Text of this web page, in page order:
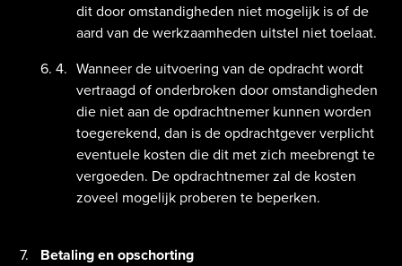
dit door omstandigheden niet mogelijk is of de
aard van de werkzaamheden uitstel niet toelaat.
Wanneer de uitvoering van de opdracht wordt
vertraagd of onderbroken door omstandigheden
die niet aan de opdrachtnemer kunnen worden
toegerekend, dan is de opdrachtgever verplicht
eventuele kosten die dit met zich meebrengt te
vergoeden. De opdrachtnemer zal de kosten
zoveel mogelijk proberen te beperken.
Betaling en opschorting